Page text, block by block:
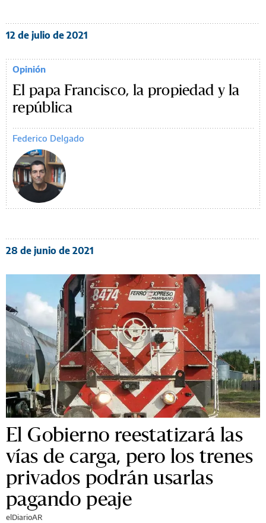
12 de julio de 2021
Opinión
El papa Francisco, la propiedad y la
república
Federico Delgado
28 de junio de 2021
El Gobierno reestatizará las
vías de carga, pero los trenes
privados podrán usarlas
pagando peaje
elDiarioAR